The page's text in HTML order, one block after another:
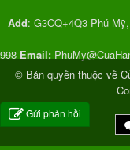
Gửi phản hồi
Add: G3CQ+4Q3 Phú
998 Email:
© Bản quyền thuộc về